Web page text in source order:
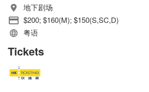
地下剧场
$200; $160(M); $150(S,SC,D)
粤语
Tickets